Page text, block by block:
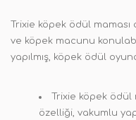
Trixie köpek ödül
ve köpek macunu
yapılmış, köpek ödül
Trixie köpek ödül
özelliği, vakumlu